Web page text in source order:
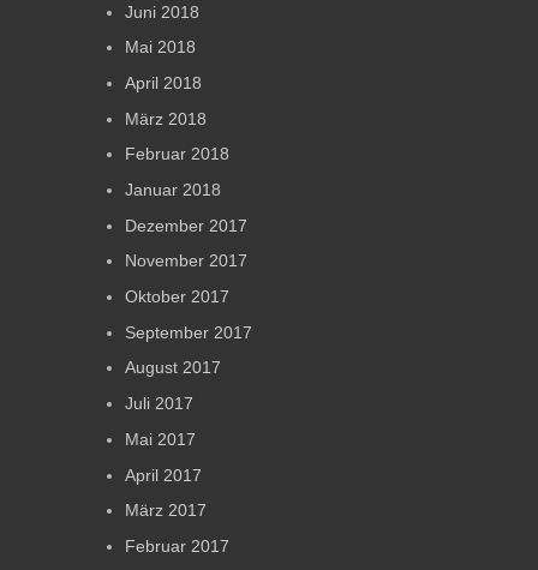
Juni 2018
Mai 2018
April 2018
März 2018
Februar 2018
Januar 2018
Dezember 2017
November 2017
Oktober 2017
September 2017
August 2017
Juli 2017
Mai 2017
April 2017
März 2017
Februar 2017